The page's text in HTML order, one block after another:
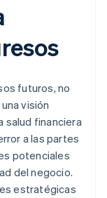
futuros, no
visión
salud financiera
a las partes
potenciales
del negocio.
estratégicas